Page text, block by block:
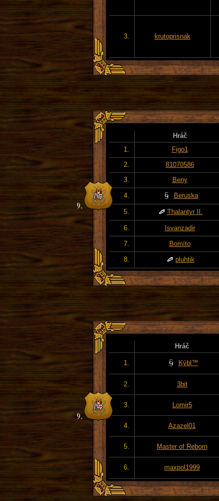
3. krutoprisnak
Hráč
1.
Figo1
2.
81070586
3.
Beny
4. Beruska
5. Thalantyr II.
6. Isvanzadir
7. Bomíto
8. pluhtik
Hráč
1. Kýbl™
2. 3bit
3. Lomir5
4. Azazel01
5. Master of Reborn
6. maxpol1999